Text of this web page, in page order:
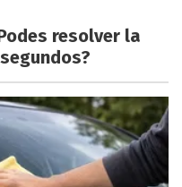
resolver la